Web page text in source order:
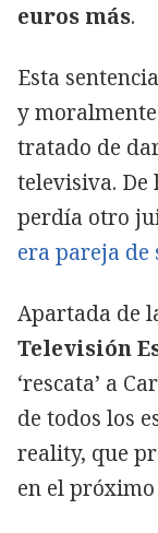
euros más.
Esta
y
tratado de
televisiva. De
perdía otro
era pareja de
Apartada de
Televisión
‘rescata’ a
de todos los
reality, que
en el próximo